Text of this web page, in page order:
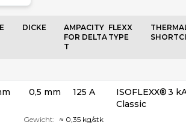
DICKE
AMPACITY
FOR DELTA
T
FLEXX
TYPE
0,5 mm 125 A
ISOFLEXX®
Classic
3
Gewicht: ≈ 0,35 kg/stk